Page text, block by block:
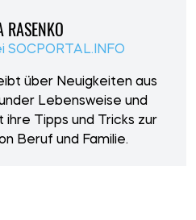
RASENKO
SOCPORTAL.INFO
über Neuigkeiten aus
Lebensweise und
ihre Tipps und Tricks zur
Beruf und Familie.